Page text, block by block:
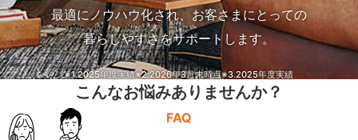
最適にノウハウ化され、お客さまにとっての
暮らしやすさをサポートします。
※1.2025年度実績※2.2026年3月末時点※3.2025年度実績
こんなお悩みありませんか？
FAQ